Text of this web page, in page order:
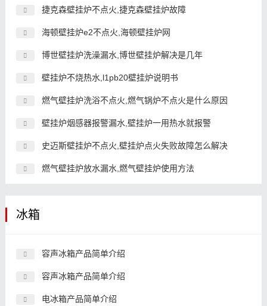
捷克森壁挂炉不点火,捷克森壁挂炉故障
海顿壁挂炉e2不点火,海顿壁挂炉网
博世壁挂炉洗澡漏水,博世壁挂炉解决是几年
壁挂炉不烧热水,l1pb20壁挂炉说明书
燃气壁挂炉洗浴不点火,燃气锅炉不点火是什么原因
壁挂炉烟感器报警漏水,壁挂炉一用热水就报警
史迈斯壁挂炉不点火,壁挂炉点火失败故障怎么解决
燃气壁挂炉放水漏水,燃气壁挂炉使用方法
冰箱
容声冰箱产品简单介绍
容声冰箱产品简单介绍
电冰箱产品简单介绍